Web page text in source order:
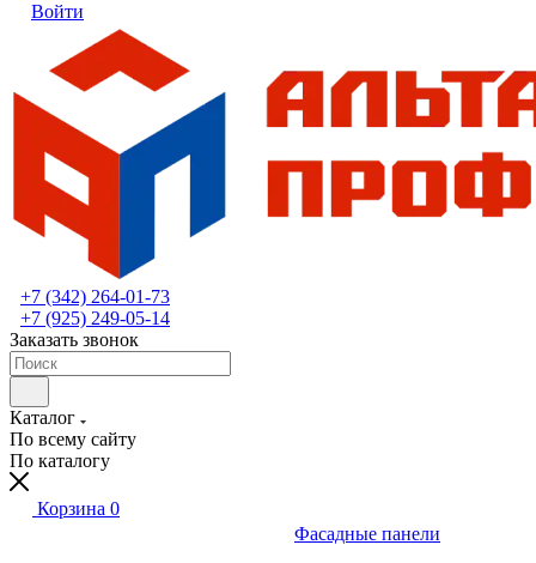
Войти
+7 (342) 264-01-73
+7 (925) 249-05-14
Заказать звонок
Каталог
По всему сайту
По каталогу
Корзина 0
Фасадные панели